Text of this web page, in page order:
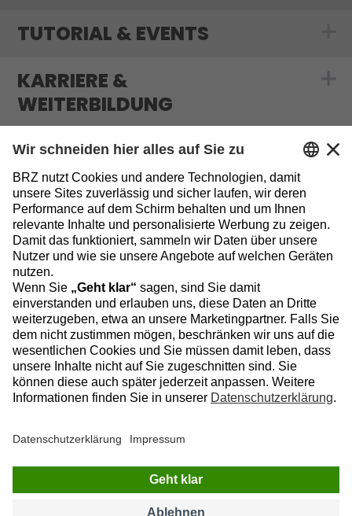
TUTORIAL & EVENTS
KARRIERE &
WEITERBILDUNG
Show
MEDIATHEK & BLOG Show
INFORMATIONEN
Sitemap
Datenschutz
Impressum
Datenschutzeinstellungen
Rollnerstraße 180